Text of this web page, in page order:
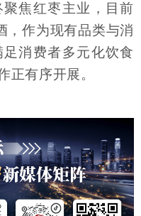
焦红枣主业，目前
，作为现有品类与消
消费者多元化饮食
正有序开展。